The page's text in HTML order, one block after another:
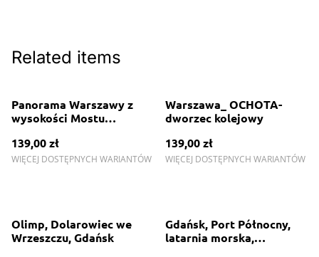
Related items
Panorama Warszawy z
wysokości Mostu
139,00 zł
WIĘCEJ DOSTĘPNYCH WARIANTÓW
Warszawa_ OCHOTA-
dworzec kolejowy
139,00 zł
WIĘCEJ DOSTĘPNYCH WARIANTÓW
Olimp, Dolarowiec we
Wrzeszczu, Gdańsk
Gdańsk, Port Północny,
latarnia morska,